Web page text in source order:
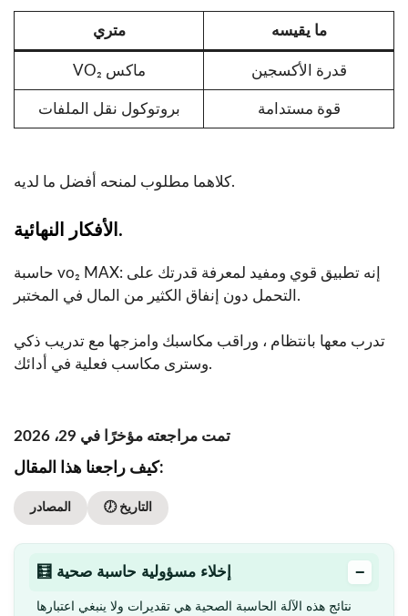
متري ما يقيسه
VO₂ ماكس قدرة الأكسجين
بروتوكول نقل الملفات قوة مستدامة
كلاهما مطلوب لمنحه أفضل ما لديه.
الأفكار النهائية.
حاسبة vo₂ MAX: إنه تطبيق قوي ومفيد لمعرفة قدرتك على
التحمل دون إنفاق الكثير من المال في المختبر.
تدرب معها بانتظام ، وراقب مكاسبك وامزجها مع تدريب ذكي
وسترى مكاسب فعلية في أدائك.
تمت مراجعته مؤخرًا في 29، 2026
كيف راجعنا هذا المقال:
المصادر 🕖 التاريخ
🧮 إخلاء مسؤولية حاسبة صحية −
نتائج هذه الآلة الحاسبة الصحية هي تقديرات ولا ينبغي اعتبارها